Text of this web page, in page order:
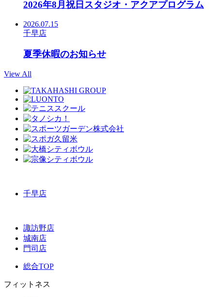
2026年8月祝日スタジオ・アクアプログラム
2026.07.15
千早店
夏季休暇のお知らせ
View All
千早店
諏訪野店
城南店
門司店
総合TOP
フィットネス